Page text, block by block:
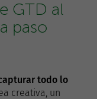
GTD al
paso
todo lo
creativa, un